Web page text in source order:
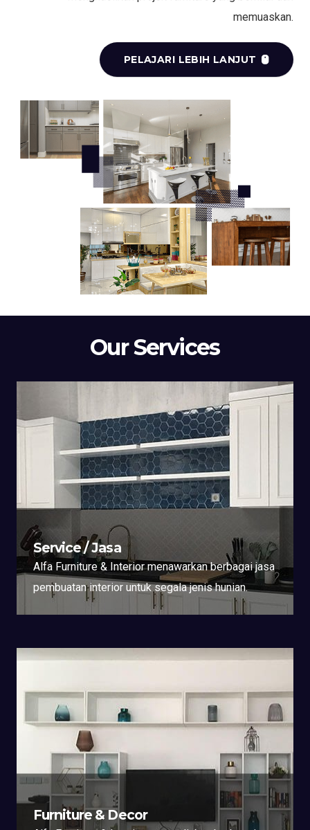
memuaskan.
PELAJARI LEBIH LANJUT
Our Services
Service / Jasa
Alfa Furniture & Interior menawarkan berbagai jasa
pembuatan interior untuk segala jenis hunian.
Furniture & Decor